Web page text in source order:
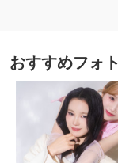
おすすめフォト